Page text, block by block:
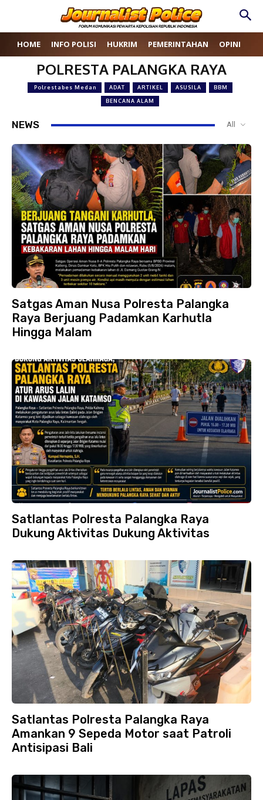
HOME INFO POLISI HUKRIM PEMERINTAHAN OPINI
POLRESTA PALANGKA RAYA
Polrestabes Medan ADAT ARTIKEL ASUSILA BBM
BENCANA ALAM
NEWS All
Satgas Aman Nusa Polresta Palangka
Raya Berjuang Padamkan Karhutla
Hingga Malam
Satlantas Polresta Palangka Raya
Dukung Aktivitas Dukung Aktivitas
Satlantas Polresta Palangka Raya
Amankan 9 Sepeda Motor saat Patroli
Antisipasi Bali